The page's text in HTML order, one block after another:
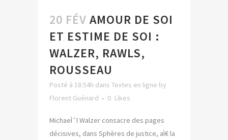
20 FÉV AMOUR DE SOI
ET ESTIME DE SOI :
WALZER, RAWLS,
ROUSSEAU
Posté à 18:54h dans Textes en ligne by
Florent Guénard
0 Likes
MichaeÌˆl Walzer consacre des pages
décisives, dans Sphères de justice, aÌ€ la